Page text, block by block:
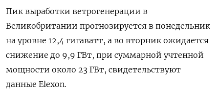
Пик выработки ветрогенерации в
Великобритании прогнозируется в понедельник
на уровне 12,4 гигаватт, а во вторник ожидается
снижение до 9,9 ГВт, при суммарной учтенной
мощности около 23 ГВт, свидетельствуют
данные Elexon.